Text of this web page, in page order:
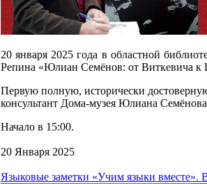
20 января 2025 года в областной
Репина «Юлиан Семёнов: от Виткевича к
Первую полную, исторически
консультант Дома-музея Юлиана
Начало в 15:00.
20 Января 2025
Языковые заметки «Учим языки вместе».